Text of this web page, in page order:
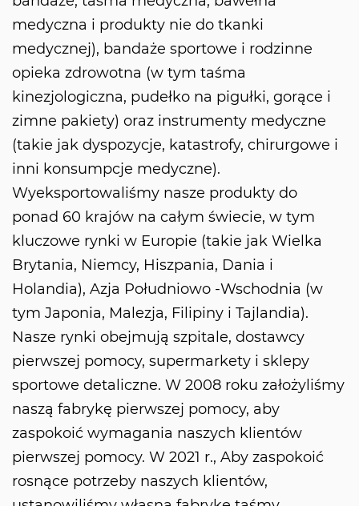
medyczna i produkty nie do tkanki
medycznej), bandaże sportowe i rodzinne
opieka zdrowotna (w tym taśma
kinezjologiczna, pudełko na pigułki, gorące i
zimne pakiety) oraz instrumenty medyczne
(takie jak dyspozycje, katastrofy, chirurgowe i
inni konsumpcje medyczne).
Wyeksportowaliśmy nasze produkty do
ponad 60 krajów na całym świecie, w tym
kluczowe rynki w Europie (takie jak Wielka
Brytania, Niemcy, Hiszpania, Dania i
Holandia), Azja Południowo -Wschodnia (w
tym Japonia, Malezja, Filipiny i Tajlandia).
Nasze rynki obejmują szpitale, dostawcy
pierwszej pomocy, supermarkety i sklepy
sportowe detaliczne. W 2008 roku założyliśmy
naszą fabrykę pierwszej pomocy, aby
zaspokoić wymagania naszych klientów
pierwszej pomocy. W 2021 r., Aby zaspokoić
rosnące potrzeby naszych klientów,